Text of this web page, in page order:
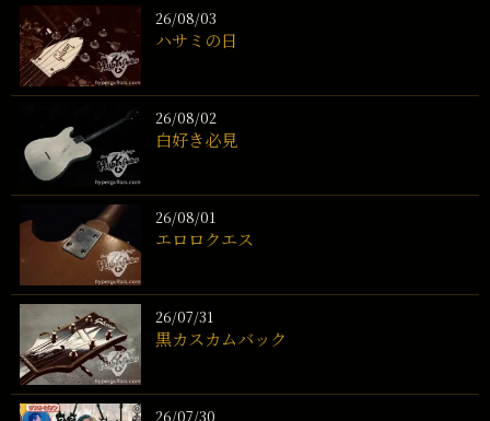
26/08/03
ハサミの日
26/08/02
白好き必見
26/08/01
エロロクエス
26/07/31
黒カスカムバック
26/07/30